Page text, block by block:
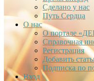
Сделано у нас
Путь Сердца
О нас
О портале
Справочная
Регистрация
Добавить
Подписка по
Вход